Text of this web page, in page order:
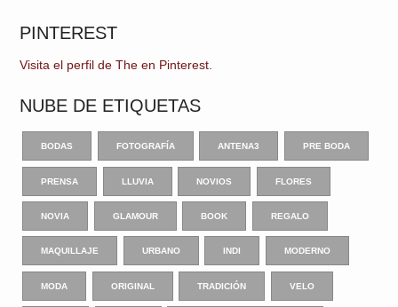
PINTEREST
Visita el perfil de The en Pinterest.
NUBE DE ETIQUETAS
BODAS FOTOGRAFÍA ANTENA3 PRE BODA
PRENSA LLUVIA NOVIOS FLORES
NOVIA GLAMOUR BOOK REGALO
MAQUILLAJE URBANO INDI MODERNO
MODA ORIGINAL TRADICIÓN VELO